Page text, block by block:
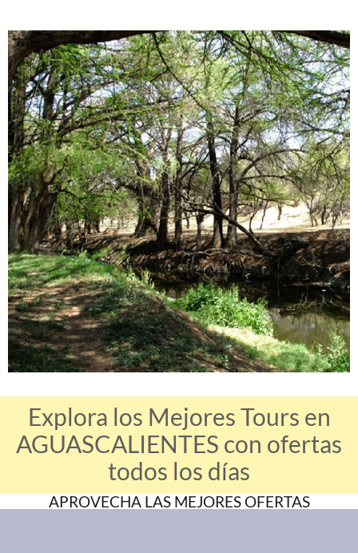
Explora los Mejores Tours en
AGUASCALIENTES con ofertas
todos los días
APROVECHA LAS MEJORES OFERTAS